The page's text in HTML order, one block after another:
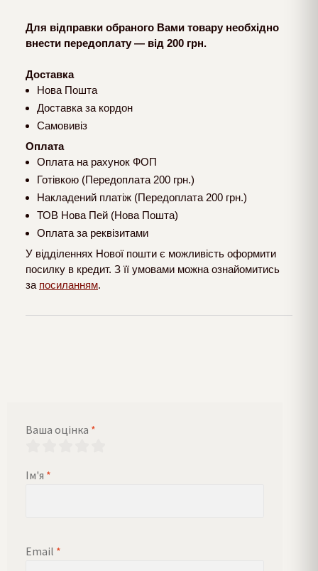
Для відправки обраного Вами товару необхідно
внести передоплату — від 200 грн.
Доставка
Нова Пошта
Доставка за кордон
Самовивіз
Оплата
Оплата на рахунок ФОП
Готівкою (Передоплата 200 грн.)
Накладений платіж (Передоплата 200 грн.)
ТОВ Нова Пей (Нова Пошта)
Оплата за реквізитами
У відділеннях Нової пошти є можливість оформити
посилку в кредит. З її умовами можна ознайомитись
за посиланням.
Ваша оцінка *
Ім'я *
Email *